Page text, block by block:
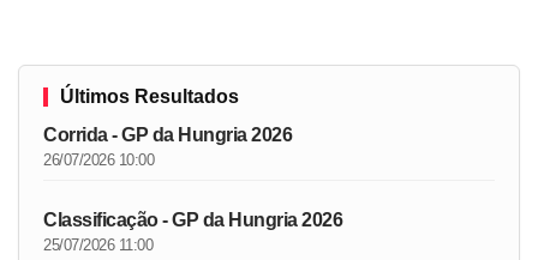
Últimos Resultados
Corrida - GP da Hungria 2026
26/07/2026 10:00
Classificação - GP da Hungria 2026
25/07/2026 11:00